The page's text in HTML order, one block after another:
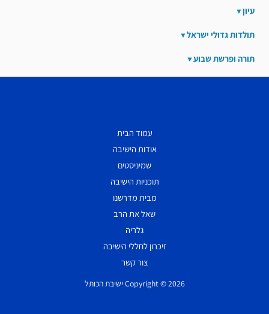
עיון
תולדות גדולי ישראל
תורה ופרשת שבוע
עמוד הבית
אודות הישיבה
שמיניסטים
תוכניות הישיבה
מבית מדרשנו
שאל את הרב
גלריה
זיכרון לחללי הישיבה
צור קשר
Copyright © 2026 ישיבת הכותל